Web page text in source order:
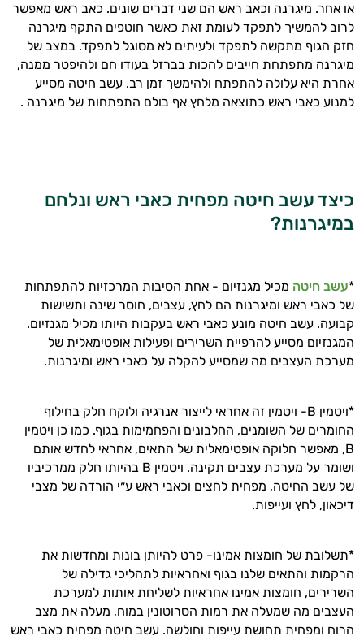
או אחר. מיגרנה וכאב ראש הם שני דברים שונים. כאב ראש מאפשר
לרוב להמשיך לתפקד לעומת זאת כאשר חוטפים התקף מיגרנה
חזק הגוף מתקשה לתפקד ולעיתים לא מסוגל לתפקד. במצב של
מיגרנה מתפתחת חייבים להכות בברזל בעודו חם ולהיפטר ממנה,
אחרת היא עלולה להתפתח ולהימשך זמן רב. עשב חיטה מסייע
למנוע כאבי ראש כתוצאה מלחץ אף בולם התפתחות של מיגרנה .
כיצד עשב חיטה מפחית כאבי ראש ונלחם
במיגרנות?
*עשב חיטה מכיל מגנזיום - אחת הסיבות המרכזיות להתפתחות
של כאבי ראש ומיגרנות הם לחץ, עצבים, חוסר שינה ותשישות
קבועה. עשב חיטה מונע כאבי ראש בעקבות היותו מכיל מגנזיום.
המגנזיום מסייע להרפיית השרירים ופעילות אופטימאלית של
מערכת העצבים מה שמסייע להקלה על כאבי ראש ומיגרנות.
*ויטמין B- ויטמין זה אחראי לייצור אנרגיה ולוקח חלק בחילוף
החומרים של השומנים, החלבונים והפחמימות בגוף. כמו כן ויטמין
B, מאפשר חלוקה אופטימאלית של התאים, אחראי לחדש אותם
ושומר על מערכת עצבים תקינה. ויטמין B בהיותו חלק ממרכיביו
של עשב החיטה, מפחית לחצים וכאבי ראש ע״י הורדה של מצבי
דיכאון, לחץ ועייפות.
*תשלובת של חומצות אמינו- פרט להיותן בונות ומחדשות את
הרקמות והתאים שלנו בגוף ואחראיות לתהליכי גדילה של
השרירים, חומצות אמינו אחראיות לשליחת אותות למערכת
העצבים מה שמעלה את רמות הסרוטונין במוח, מעלה את מצב
הרוח ומפחית תחושת עייפות וחולשה. עשב חיטה מפחית כאבי ראש
היי,
אני כאן כדי לעזור לך להתאים את תוספי
יום וגם בתחום הכושר והספורט.
המטרה שלי היא להתאים עבורך המלצות
אישיות מבוססות מדעית.